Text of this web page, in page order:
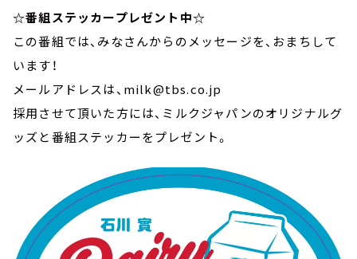
☆番組ステッカープレゼント中☆
この番組では、みなさんからのメッセージを、おまちして
います！
メールアドレスは、milk@tbs.co.jp
採用させて頂いた方には、ミルクジャパンのオリジナルグ
ッズと番組ステッカーをプレゼント。